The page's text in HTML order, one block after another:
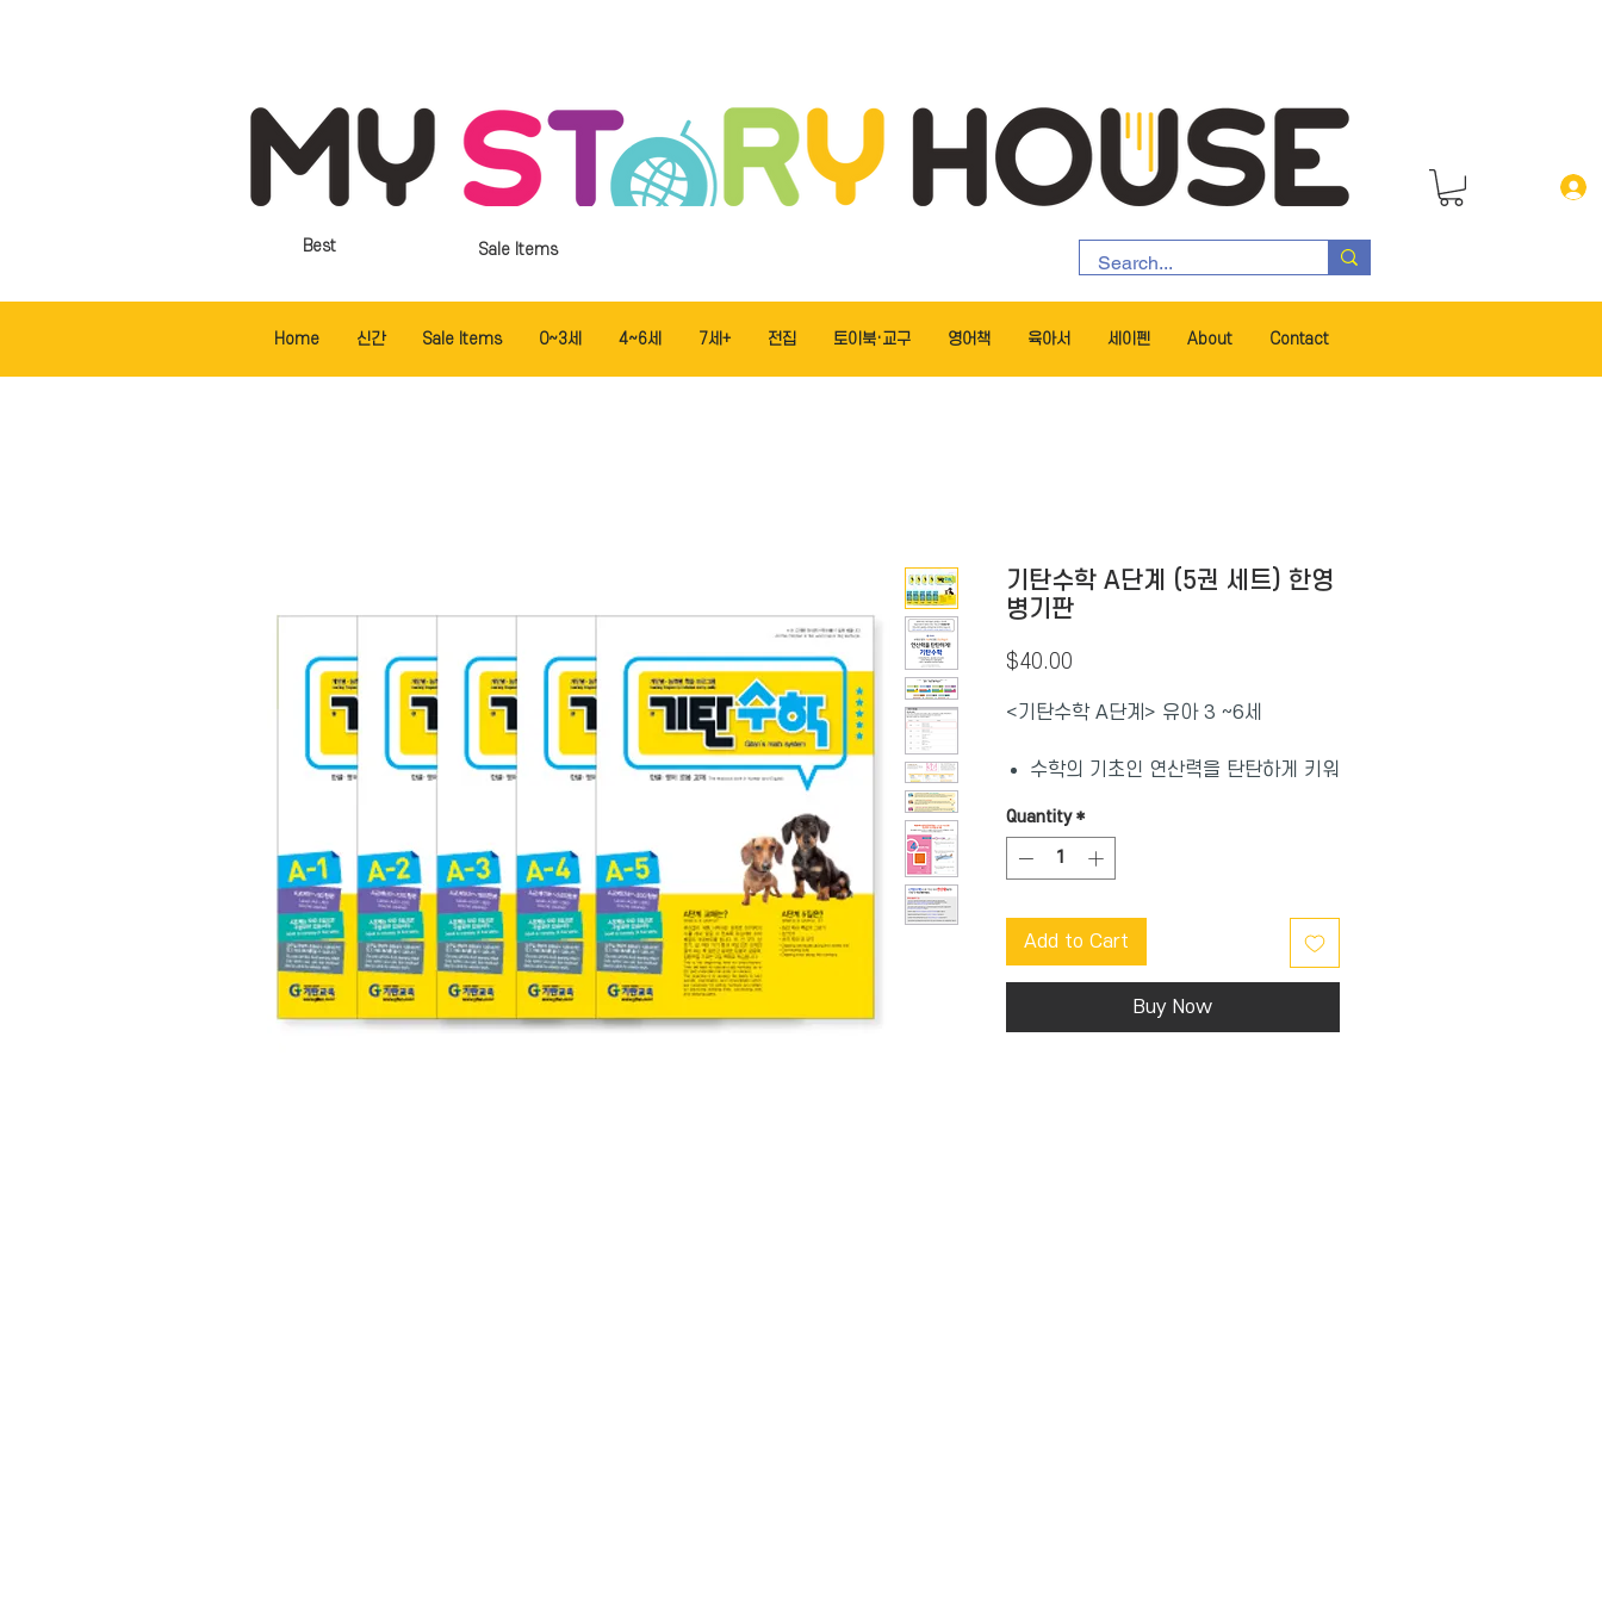
Sale Items
Best
Home 신간 Sale Items 0~3세 4~6세 7세+ 전집 토이북·교구 영어책 육아서 세이펜 About Contact
기탄수학 A단계 (5권 세트) 한영
병기판
$40.00Price
<기탄수학 A단계> 유아 3 ~6세
수학의 기초인 연산력을 탄탄하게 키워
유아부터 예비 중 1 까지 세분화된 개
인별 수준별 맞춤 학습
명확한 학습목표 제시로 높은 학습성취
도
성취도 테스트, 종료 테스트로 철저한
보완학습
특별부록 4분 문장제 학습
Quantity *
Add to Cart
Buy Now